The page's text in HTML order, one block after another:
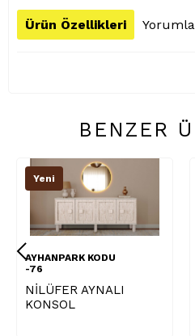
Ürün Özellikleri
BENZER
KODU
AYHANPARK
PALERMO